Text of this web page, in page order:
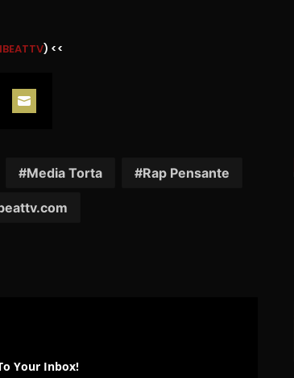
) <<
Media Torta Rap Pensante
Your Inbox!